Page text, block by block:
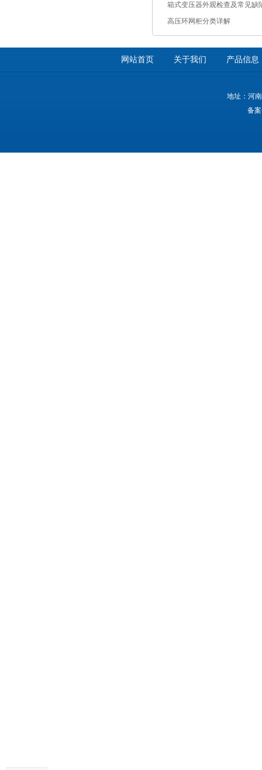
箱式变压器外观检查及常见缺
高压环网柜分类详解
网站首页 关于我们 产品信息
地址：河
备